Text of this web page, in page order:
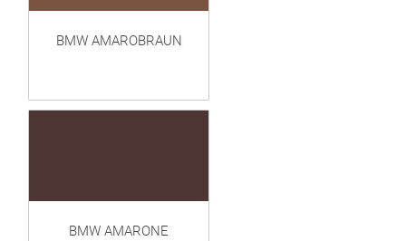
BMW AMAROBRAUN
BMW AMARONE